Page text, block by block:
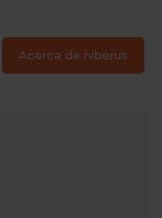
Acerca de hiberus